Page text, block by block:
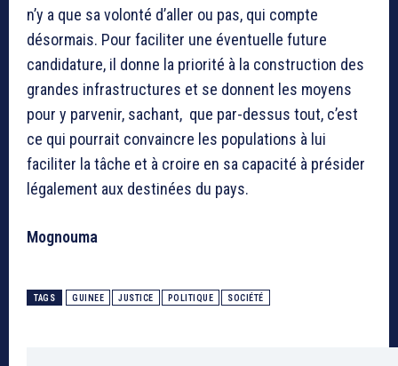
n’y a que sa volonté d’aller ou pas, qui compte
désormais. Pour faciliter une éventuelle future
candidature, il donne la priorité à la construction des
grandes infrastructures et se donnent les moyens
pour y parvenir, sachant, que par-dessus tout, c’est
ce qui pourrait convaincre les populations à lui
faciliter la tâche et à croire en sa capacité à présider
légalement aux destinées du pays.
Mognouma
TAGS GUINEE JUSTICE POLITIQUE SOCIÉTÉ